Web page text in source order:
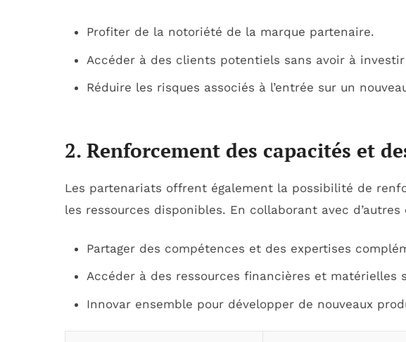
Profiter de la notoriété de la marque partenaire.
Accéder à des clients potentiels sans avoir à
Réduire les risques associés à l’entrée sur un
2. Renforcement des capacités et
Les partenariats offrent également la possibilité de
les ressources disponibles. En collaborant avec
Partager des compétences et des expertises
Accéder à des ressources financières et matérielles
Innovar ensemble pour développer de nouveaux